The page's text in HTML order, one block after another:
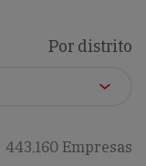
Por distrito
443,160 Empresas